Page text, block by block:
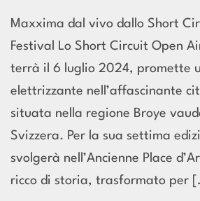
Maxxima dal vivo dallo Short
Festival Lo Short Circuit Open
terrà il 6 luglio 2024, promette
elettrizzante nell’affascinante
situata nella regione Broye
Svizzera. Per la sua settima
svolgerà nell’Ancienne Place
ricco di storia, trasformato per